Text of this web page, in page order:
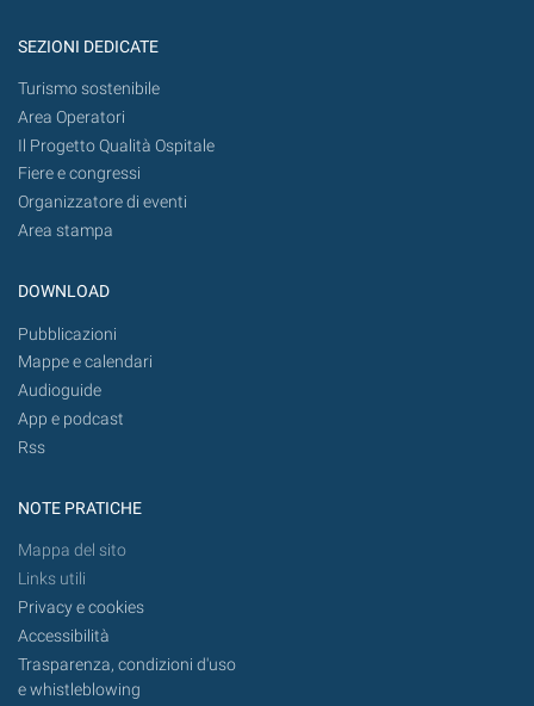
SEZIONI DEDICATE
Turismo sostenibile
Area Operatori
Il Progetto Qualità Ospitale
Fiere e congressi
Organizzatore di eventi
Area stampa
DOWNLOAD
Pubblicazioni
Mappe e calendari
Audioguide
App e podcast
Rss
NOTE PRATICHE
Mappa del sito
Links utili
Privacy e cookies
Accessibilità
Trasparenza, condizioni d'uso
e whistleblowing